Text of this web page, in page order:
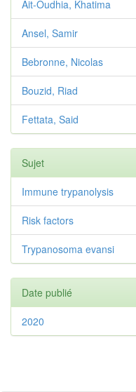
Ait-Oudhia, Khatima
Ansel, Samir
Bebronne, Nicolas
Bouzid, Riad
Fettata, Said
Sujet
Immune trypanolysis
Risk factors
Trypanosoma evansi
Date publié
2020